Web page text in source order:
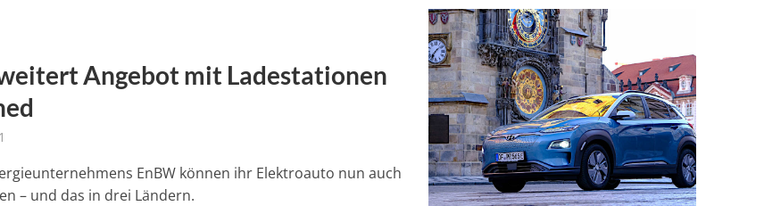
Angebot mit Ladestationen
EnBW können ihr Elektroauto nun auch
– und das in drei Ländern.